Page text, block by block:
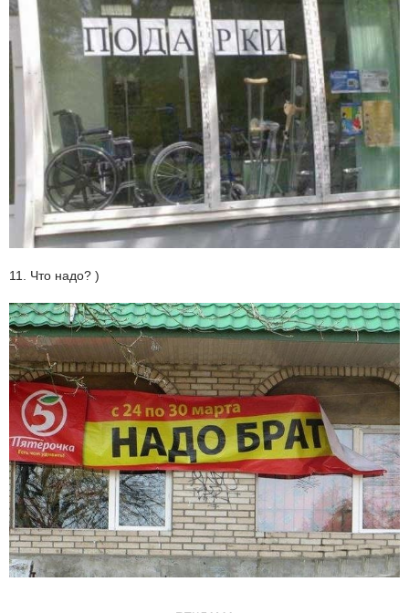
11. Что надо? )